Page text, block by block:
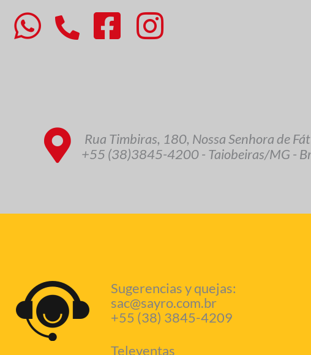
Rua Timbiras, 180, Nossa Senhora de
+55 (38)3845-4200 - Taiobeiras/MG -
Sugerencias y quejas:
sac@sayro.com.br
+55 (38) 3845-4209
Televentas